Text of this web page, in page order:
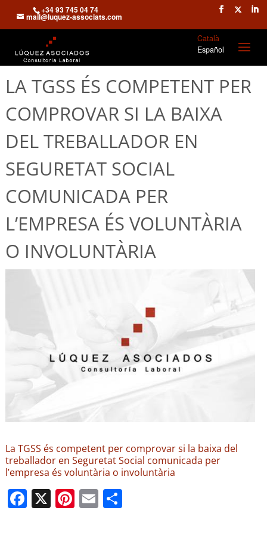
+34 93 745 04 74
mail@luquez-associats.com
Català
Español
LA TGSS ÉS COMPETENT PER
COMPROVAR SI LA BAIXA
DEL TREBALLADOR EN
SEGURETAT SOCIAL
COMUNICADA PER
L’EMPRESA ÉS VOLUNTÀRIA
O INVOLUNTÀRIA
La TGSS és competent per comprovar si la baixa del
treballador en Seguretat Social comunicada per
l’empresa és voluntària o involuntària
F
a
X Pi
nt
E
m
C